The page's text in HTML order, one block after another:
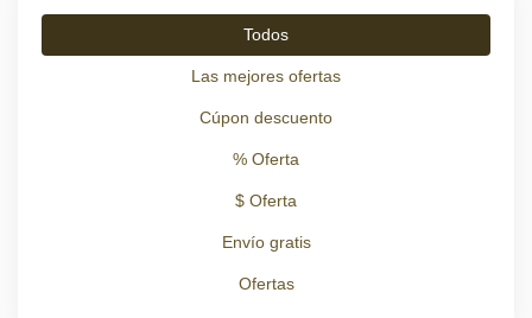
Todos
Las mejores ofertas
Cúpon descuento
% Oferta
$ Oferta
Envío gratis
Ofertas